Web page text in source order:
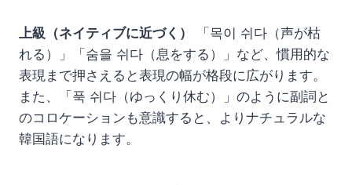
上級（ネイティブに近づく）
「목이 쉬다（声が枯
れる）」「숨을 쉬다（息をする）」など、慣用的な
表現まで押さえると表現の幅が格段に広がります。
また、「푹 쉬다（ゆっくり休む）」のように副詞と
のコロケーションも意識すると、よりナチュラルな
韓国語になります。